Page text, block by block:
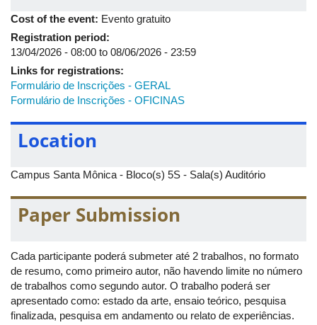
9h até 21h30
08 até 11h Mesa Temática Diário de Ideias na
19h até 21h30 Grupos de Trabalho (apresentações
Dia: 12/06/2026
08 até 10h30 Mesa de Encerramento Mesa de Encerramento Diário de
Cost of the event: Evento gratuito
Registration period:
13/04/2026 - 08:00 to 08/06/2026 - 23:59
Links for registrations:
Formulário de Inscrições - GERAL
Formulário de Inscrições - OFICINAS
Location
Campus Santa Mônica - Bloco(s) 5S - Sala(s) Auditório
Paper Submission
Cada participante poderá submeter até 2 trabalhos, no formato
de resumo, como primeiro autor, não havendo limite no número
de trabalhos como segundo autor. O trabalho poderá ser
apresentado como: estado da arte, ensaio teórico, pesquisa
finalizada, pesquisa em andamento ou relato de experiências.